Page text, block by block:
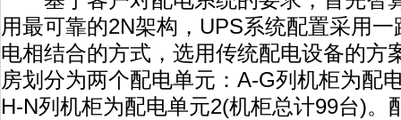
用最可靠的2N架构，UPS系统配置采用
电相结合的方式，选用传统配电设备的方
房划分为两个配电单元：A-G列机柜为配
H-N列机柜为配电单元2(机柜总计99台)。